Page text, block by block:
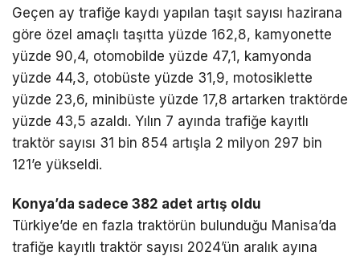
Geçen ay trafiğe kaydı yapılan taşıt sayısı hazirana
göre özel amaçlı taşıtta yüzde 162,8, kamyonette
yüzde 90,4, otomobilde yüzde 47,1, kamyonda
yüzde 44,3, otobüste yüzde 31,9, motosiklette
yüzde 23,6, minibüste yüzde 17,8 artarken traktörde
yüzde 43,5 azaldı. Yılın 7 ayında trafiğe kayıtlı
traktör sayısı 31 bin 854 artışla 2 milyon 297 bin
121’e yükseldi.
Konya’da sadece 382 adet artış oldu
Türkiye’de en fazla traktörün bulunduğu Manisa’da
trafiğe kayıtlı traktör sayısı 2024’ün aralık ayına